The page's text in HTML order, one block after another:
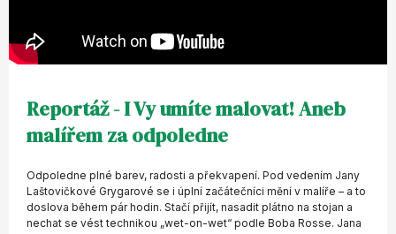
Reportáž - I Vy umíte malovat! Aneb
malířem za odpoledne
Odpoledne plné barev, radosti a překvapení. Pod vedením Jany
Laštovičkové Grygarové se i úplní začátečníci mění v malíře – a to
doslova během pár hodin. Stačí přijít, nasadit plátno na stojan a
nechat se vést technikou „wet-on-wet“ podle Boba Rosse. Jana